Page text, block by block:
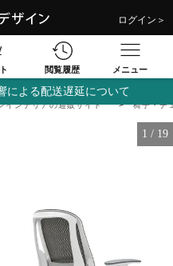
ログイン＞
閲覧履歴 メニュー
による配送遅延について
インテリアの通販サイト 椅子・チ
1 / 19